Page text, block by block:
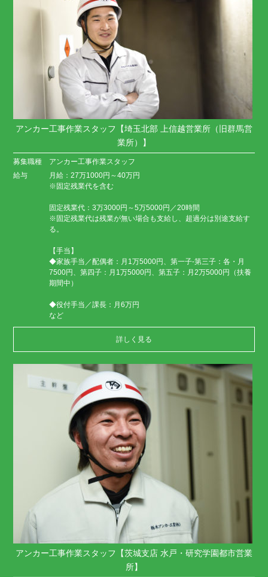
アンカー工事作業スタッフ【埼玉北部 上信越営業所（旧群馬営
業所）】
募集職種
アンカー工事作業スタッフ
給与
月給：27万1000円～40万円
※固定残業代を含む
固定残業代：3万3000円～5万5000円／20時間
※固定残業代は残業が無い場合も支給し、超過分は別途支給す
る。
【手当】
◆家族手当／配偶者：月1万5000円、第一子-第三子：各・月
7500円、第四子：月1万5000円、第五子：月2万5000円（扶養
期間中）
◆役付手当／課長：月6万円
など
詳しく見る
アンカー工事作業スタッフ【茨城支店 水戸・研究学園都市営業
所】